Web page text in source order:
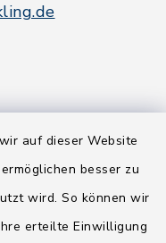
auf dieser Website
besser zu
wird. So können wir
erteilte Einwilligung